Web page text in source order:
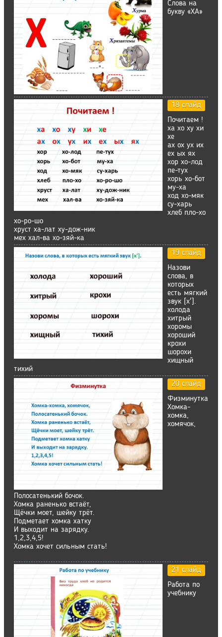
Слова на
букву «ХА»
18 слайд
Почитаем !
ха хо ху хи
хе
ах ох ух их
ех ых ях
хор хо-лод
пе-тух
хорь хо-бот
му-ха
ход хо-мяк
су-харь
хлеб пло-хо
хо-ро-шо
хруст ха-лат ху-дож-ник
мех хал-ва хо-зяй-ка
19 слайд
Назови
слова, в
которых
есть мягкий
звук [х'].
холода
хитрый
хоромы
хороший
крохи
шорохи
хищный
тихий
20 слайд
Физминутка
Хомка-
хомка,
хомячок,
Полосатенький бочок.
Хомка раненько встаёт,
Щёчки моет, шейку трёт.
Подметает хомка хатку
И выходит на зарядку.
1,2,3,4,5!
Хомка хочет сильным стать!
21 слайд
Работа по
учебнику